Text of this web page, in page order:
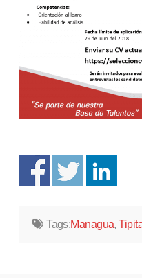
Tags:Managua,